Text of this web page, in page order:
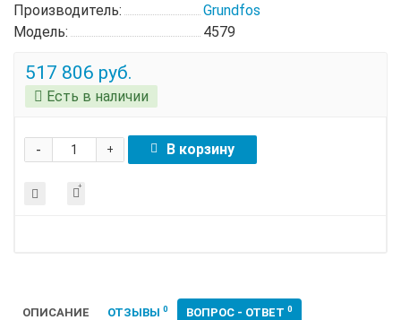
Производитель:
Grundfos
Модель:
4579
517 806 руб.
Есть в наличии
+
- В корзину
ОПИСАНИЕ ОТЗЫВЫ 0 ВОПРОС - ОТВЕТ 0